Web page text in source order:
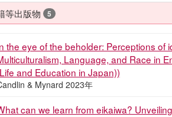
等出版物 5
the eye of the beholder: Perceptions of
Language, and Race in
and Education in Japan))
& Mynard 2023年
can we learn from eikaiwa?